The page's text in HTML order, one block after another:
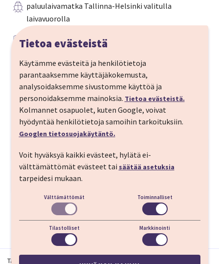
paluulaivamatka Tallinna-Helsinki valitulla
laivavuorolla
bussikuljetus Tallinna-Tartto-Tallinna, ei koske
majoitus valitussa hotellissa
aamiainen hotelliaamuina valitsemastasi hotellista
riippuen
Yhdistä risteily ja hotellimatka ja lähde
joulumatkalle Viron kulttuuripääkaupunkiin
höyryävä glögi ja paikalliset käsityöt vievät
matkailijan keskelle aitoa joulun taikaa. Tartto
tarjoaa rauhallisen, mutta elävän joulutunnelman.
Matkaohjelma
LÄHTÖPÄIVÄ
Helsinki-Tallinna
Victoria lähtee kello 18:35 Helsingin
Evästeasetukset
Tietoa evästeistä
Käytämme evästeitä ja henkilötietoja
parantaaksemme käyttäjäkokemusta,
analysoidaksemme sivustomme käyttöä ja
personoidaksemme mainoksia. Tietoa evästeistä.
Kolmannet osapuolet, kuten Google, voivat
hyödyntää henkilötietoja samoihin tarkoituksiin.
Googlen tietosuojakäytäntö.
Voit hyväksyä kaikki evästeet, hylätä ei-
välttämättömät evästeet tai säätää asetuksia
tarpeidesi mukaan.
Välttämättömät Toiminnalliset
Tilastolliset Markkinointi
Tämä matka ei ole saatavilla tällä hetkellä.